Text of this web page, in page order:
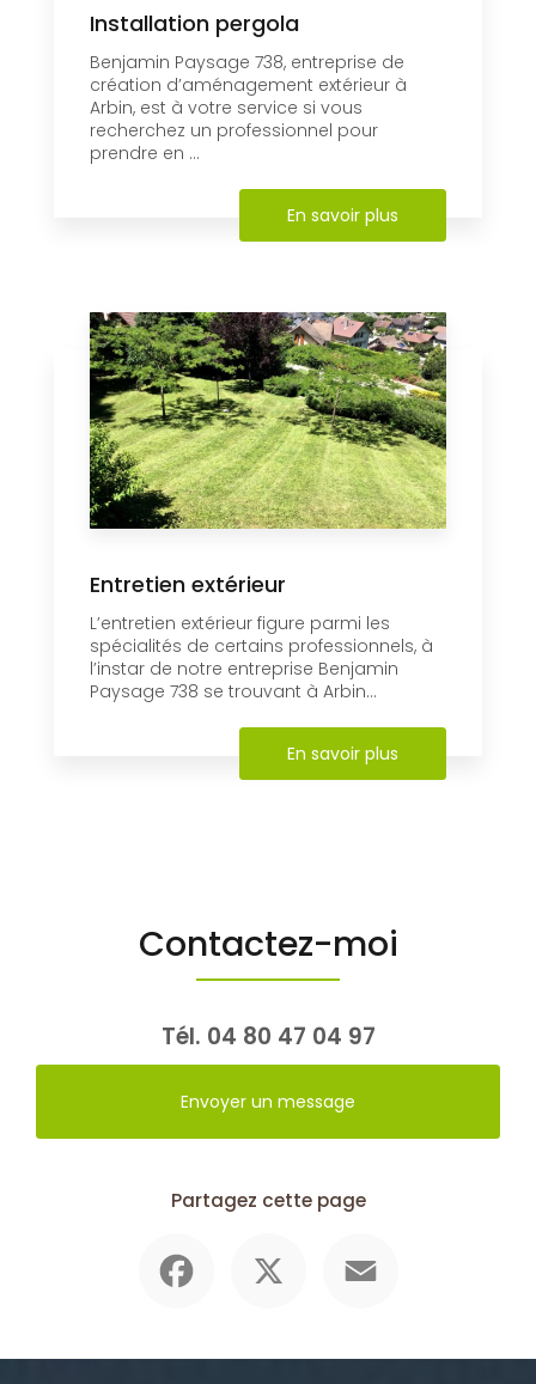
Installation pergola
Benjamin Paysage 738, entreprise de
création d’aménagement extérieur à
Arbin, est à votre service si vous
recherchez un professionnel pour
prendre en ...
En savoir plus
Entretien extérieur
L’entretien extérieur figure parmi les
spécialités de certains professionnels, à
l’instar de notre entreprise Benjamin
Paysage 738 se trouvant à Arbin...
En savoir plus
Contactez-moi
Tél. 04 80 47 04 97
Envoyer un message
Partagez cette page